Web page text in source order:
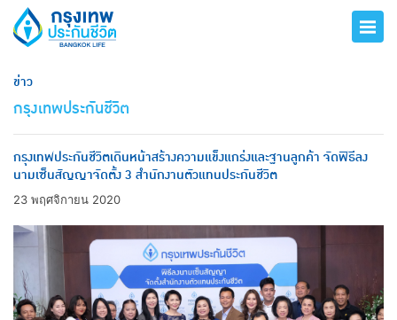
ข่าว
กรุงเทพประกันชีวิต
กรุงเทพประกันชีวิตเดินหน้าสร้างความแข็งแกร่งและฐานลูกค้า จัดพิธีลง
นามเซ็นสัญญาจัดตั้ง 3 สำนักงานตัวแทนประกันชีวิต
23 พฤศจิกายน 2020